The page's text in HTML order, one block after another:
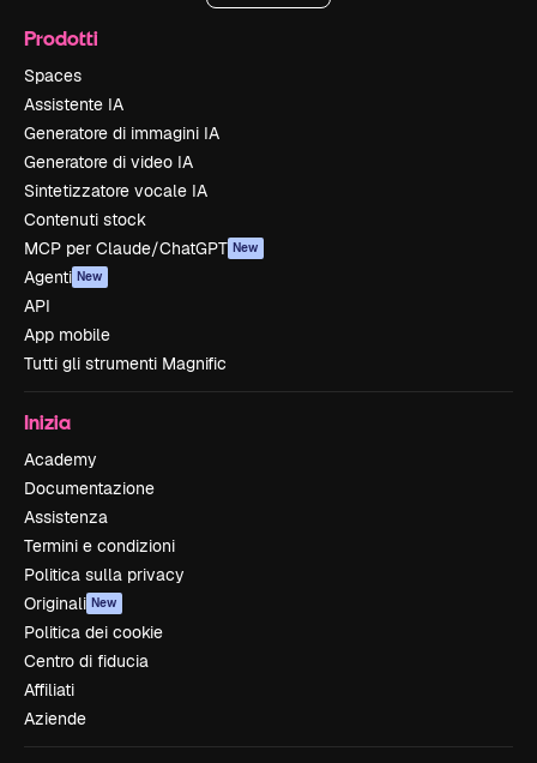
Prodotti
Spaces
Assistente IA
Generatore di immagini IA
Generatore di video IA
Sintetizzatore vocale IA
Contenuti stock
MCP per Claude/ChatGPT New
Agenti New
API
App mobile
Tutti gli strumenti Magnific
Inizia
Academy
Documentazione
Assistenza
Termini e condizioni
Politica sulla privacy
Originali New
Politica dei cookie
Centro di fiducia
Affiliati
Aziende